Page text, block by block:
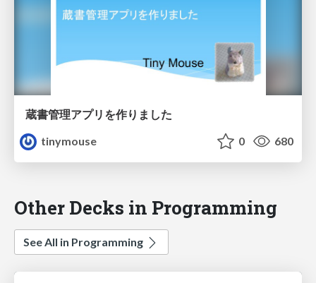
蔵書管理アプリを作りました
tinymouse
0 680
Other Decks in Programming
See All in Programming